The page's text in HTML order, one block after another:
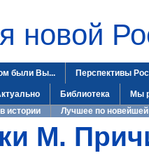
новой
были Вы... Перспективы
Библиотека
Мы
истории Лучшее по новейшей
М.